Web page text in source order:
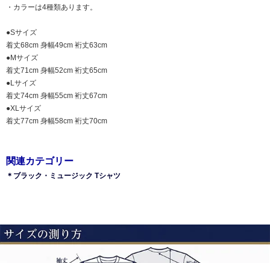
・カラーは4種類あります。
●Sサイズ
着丈68cm 身幅49cm 裄丈63cm
●Mサイズ
着丈71cm 身幅52cm 裄丈65cm
●Lサイズ
着丈74cm 身幅55cm 裄丈67cm
●XLサイズ
着丈77cm 身幅58cm 裄丈70cm
関連カテゴリー
＊ブラック・ミュージック Tシャツ